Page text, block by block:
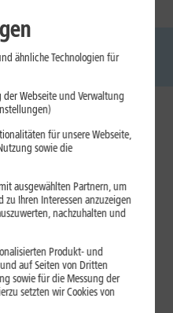
Mobilfunk-
Laptops
gute Netz wechseln.
Kosten.*
ähnliche Technologien für
Webseite und Verwaltung
für unsere Webseite,
sowie die
ausgewählten Partnern, um
zu Ihren Interessen anzuzeigen
nachzuhalten und
Produkt- und
auf Seiten von Dritten
sowie für die Messung der
setzten wir Cookies von